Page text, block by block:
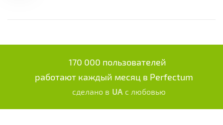
170 000 пользователей
работают каждый месяц в Perfectum
сделано в UA с любовью